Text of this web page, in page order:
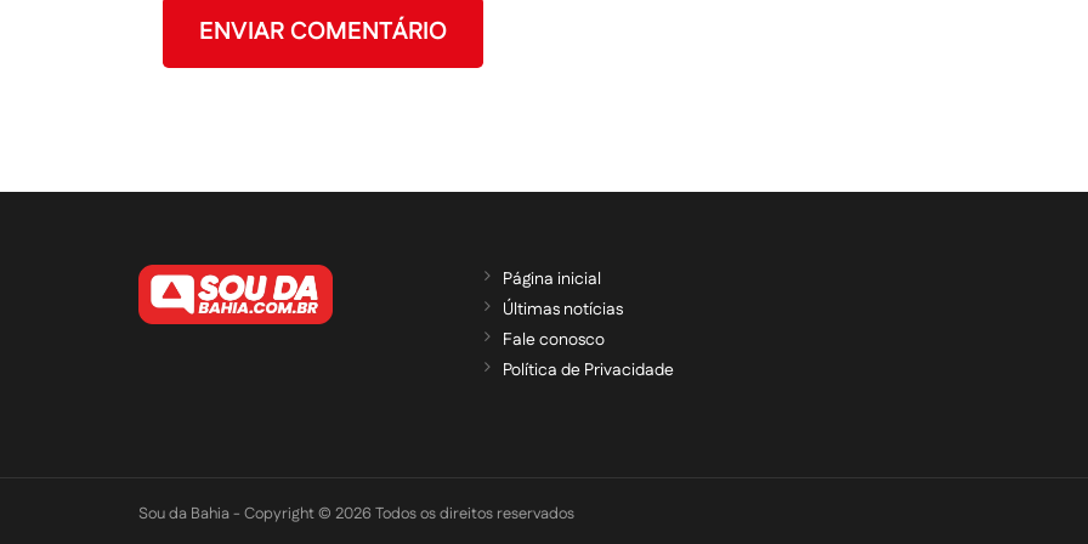
Página inicial
Últimas notícias
Fale conosco
Política de Privacidade
Sou da Bahia - Copyright © 2026 Todos os direitos reservados